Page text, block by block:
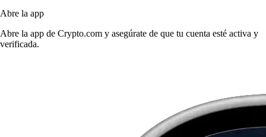
Abre la app
Abre la app de Crypto.com y asegúrate de que tu cuenta esté activa y
verificada.